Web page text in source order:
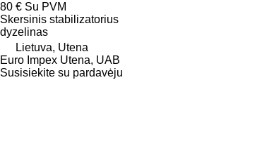
80 € Su PVM
Skersinis stabilizatorius
dyzelinas
Lietuva, Utena
Euro Impex Utena, UAB
Susisiekite su pardavėju